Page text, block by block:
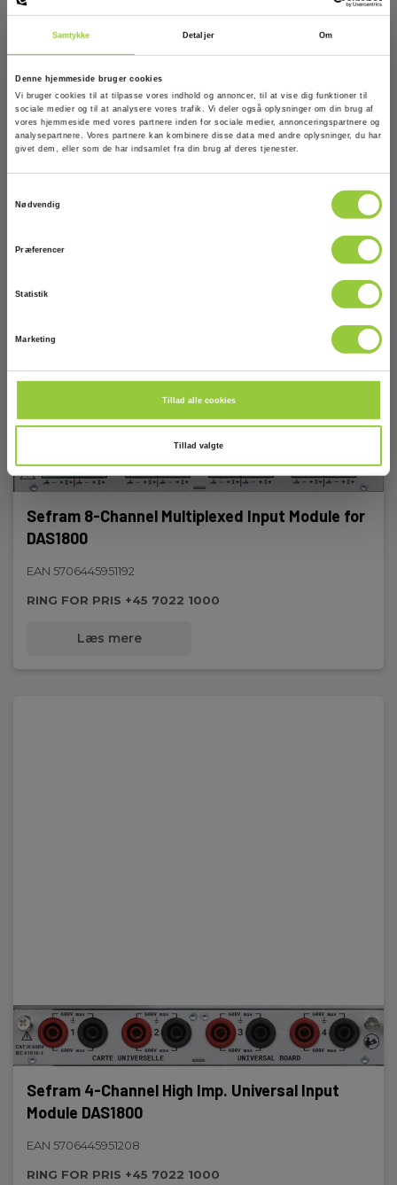
Samtykke Detaljer Om
Denne hjemmeside bruger cookies
Vi bruger cookies til at tilpasse vores indhold og annoncer, til at vise dig funktioner til
sociale medier og til at analysere vores trafik. Vi deler også oplysninger om din brug af
vores hjemmeside med vores partnere inden for sociale medier, annonceringspartnere og
analysepartnere. Vores partnere kan kombinere disse data med andre oplysninger, du har
givet dem, eller som de har indsamlet fra din brug af deres tjenester.
Nødvendig
Præferencer
Statistik
Marketing
Tillad alle cookies
Tillad valgte
Sefram 8-Channel Multiplexed Input Module for
DAS1800
EAN 5706445951192
RING FOR PRIS +45 7022 1000
Læs mere
Sefram 4-Channel High Imp. Universal Input
Module DAS1800
EAN 5706445951208
RING FOR PRIS +45 7022 1000